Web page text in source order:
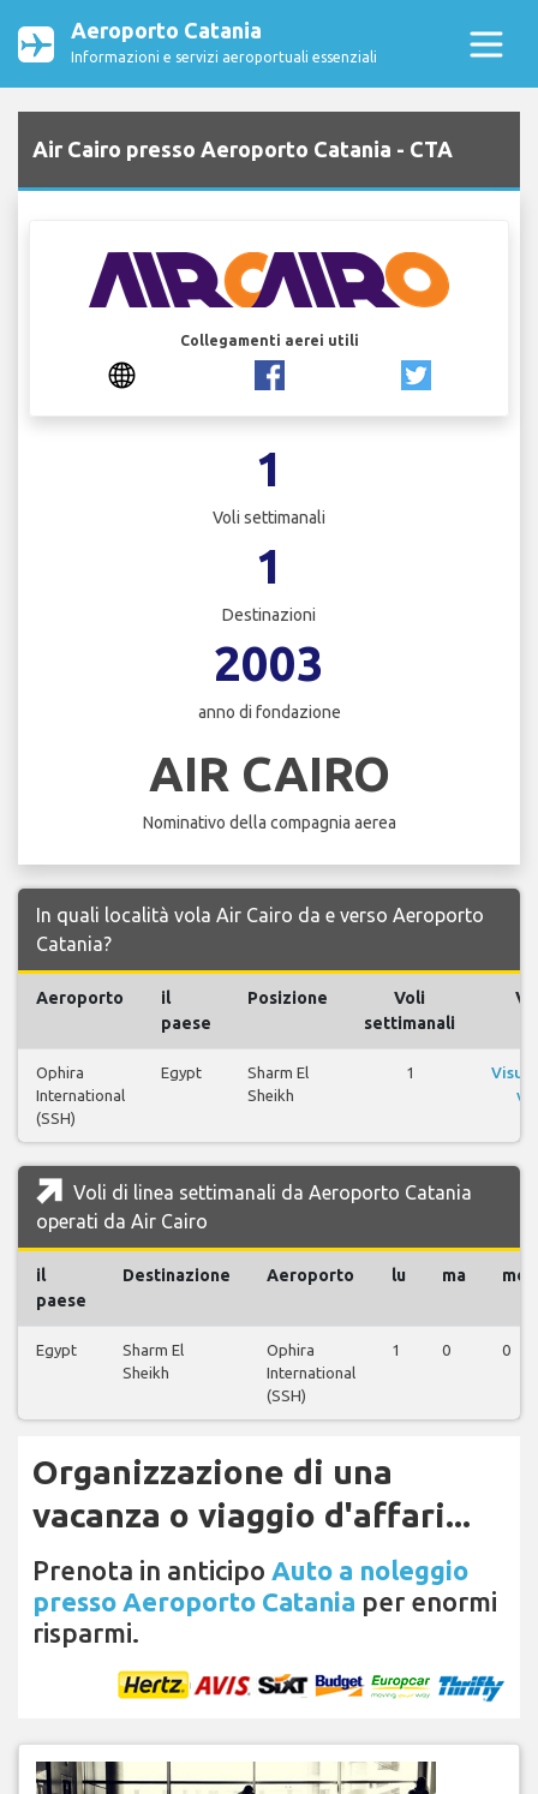
Aeroporto Catania
Informazioni e servizi aeroportuali essenziali
Air Cairo presso Aeroporto Catania - CTA
Collegamenti aerei utili
1
Voli settimanali
1
Destinazioni
2003
anno di fondazione
AIR CAIRO
Nominativo della compagnia aerea
In quali località vola Air Cairo da e verso Aeroporto
Catania?
Aeroporto
il
paese
Posizione
Voli
settimanali
Ophira
International
(SSH)
Egypt
Sharm El
Sheikh
1
Voli di linea settimanali da Aeroporto Catania
operati da Air Cairo
il
paese
Destinazione Aeroporto lu ma me
Egypt
Sharm El
Sheikh
Ophira
International
(SSH)
1 0 0
Organizzazione di una
vacanza o viaggio d'affari...
Prenota in anticipo Auto a noleggio
presso Aeroporto Catania per enormi
risparmi.